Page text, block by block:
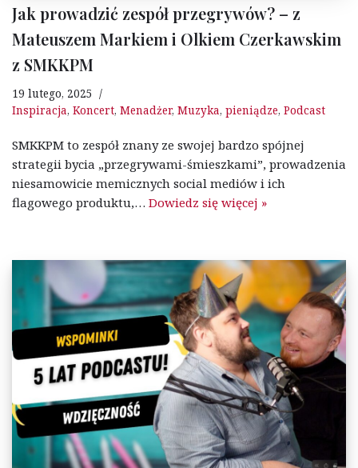
Jak prowadzić zespół przegrywów? – z
Mateuszem Markiem i Olkiem Czerkawskim
z SMKKPM
19 lutego, 2025
Inspiracja, Koncert, Menadżer, Muzyka, pieniądze, Podcast
SMKKPM to zespół znany ze swojej bardzo spójnej
strategii bycia „przegrywami-śmieszkami”, prowadzenia
niesamowicie memicznych social mediów i ich
flagowego produktu,… Dowiedz się więcej »